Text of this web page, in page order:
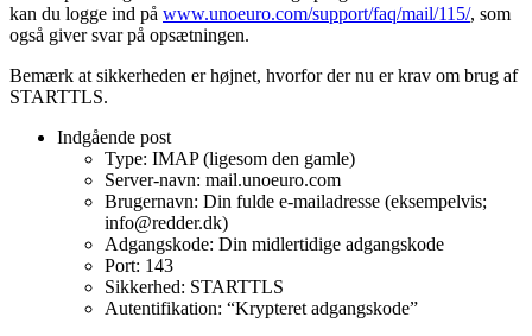
kan du logge ind på www.unoeuro.com/support/faq/mail/115/, som
også giver svar på opsætningen.
Bemærk at sikkerheden er højnet, hvorfor der nu er krav om brug af
STARTTLS.
Indgående post
Type: IMAP (ligesom den gamle)
Server-navn: mail.unoeuro.com
Brugernavn: Din fulde e-mailadresse (eksempelvis;
info@redder.dk)
Adgangskode: Din midlertidige adgangskode
Port: 143
Sikkerhed: STARTTLS
Autentifikation: “Krypteret adgangskode”